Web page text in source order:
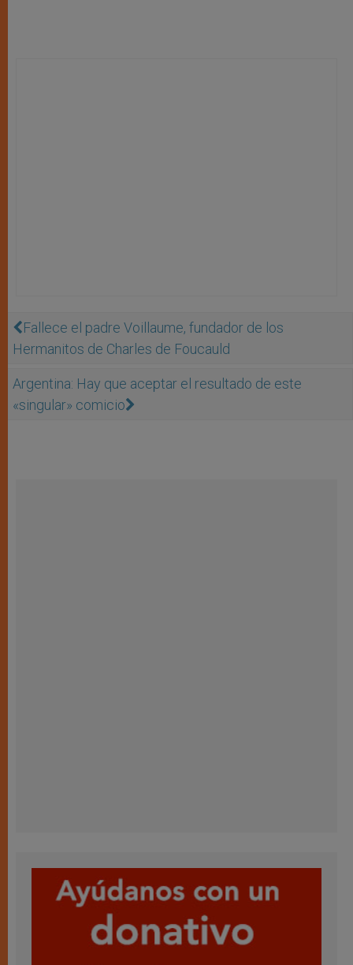
Fallece el padre Voillaume, fundador de los
Hermanitos de Charles de Foucauld
Argentina: Hay que aceptar el resultado de este
«singular» comicio